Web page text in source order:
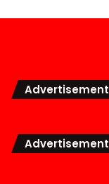
Advertisement
Advertisement